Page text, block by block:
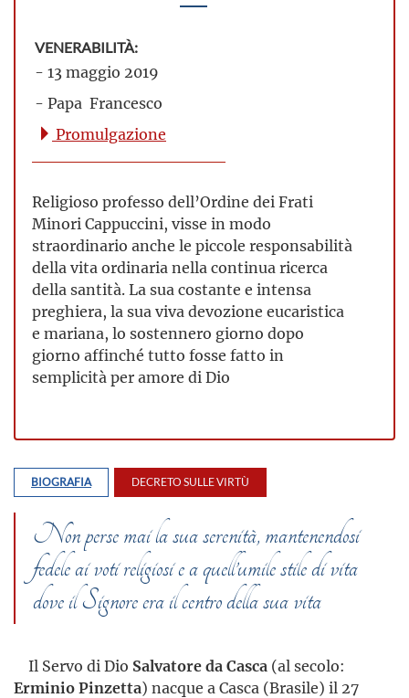
VENERABILITÀ:
- 13 maggio 2019
- Papa Francesco
Promulgazione
Religioso professo dell’Ordine dei Frati
Minori Cappuccini, visse in modo
straordinario anche le piccole responsabilità
della vita ordinaria nella continua ricerca
della santità. La sua costante e intensa
preghiera, la sua viva devozione eucaristica
e mariana, lo sostennero giorno dopo
giorno affinché tutto fosse fatto in
semplicità per amore di Dio
BIOGRAFIA DECRETO SULLE VIRTÙ
Non perse mai la sua serenità, mantenendosi
fedele ai voti religiosi e a quell’umile stile di vita
dove il Signore era il centro della sua vita
Il Servo di Dio Salvatore da Casca (al secolo:
Erminio Pinzetta) nacque a Casca (Brasile) il 27